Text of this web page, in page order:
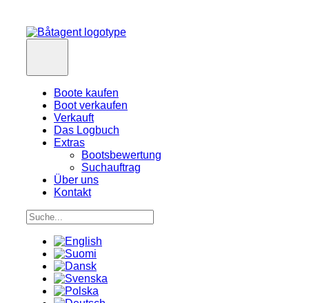
Boote kaufen
Boot verkaufen
Verkauft
Das Logbuch
Extras
Bootsbewertung
Suchauftrag
Über uns
Kontakt